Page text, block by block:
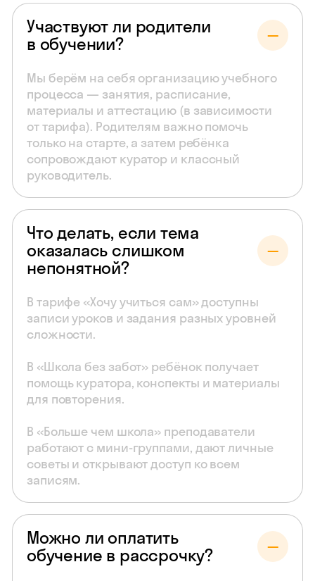
Участвуют ли родители
в обучении?
Мы берём на себя организацию учебного
процесса — занятия, расписание,
материалы и аттестацию (в зависимости
от тарифа). Родителям важно помочь
только на старте, а затем ребёнка
сопровождают куратор и классный
руководитель.
Что делать, если тема
оказалась слишком
непонятной?
В тарифе «Хочу учиться сам» доступны
записи уроков и задания разных уровней
сложности.
В «Школа без забот» ребёнок получает
помощь куратора, конспекты и материалы
для повторения.
В «Больше чем школа» преподаватели
работают с мини-группами, дают личные
советы и открывают доступ ко всем
записям.
Можно ли оплатить
обучение в рассрочку?